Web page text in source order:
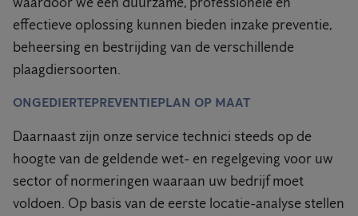
effectieve oplossing kunnen bieden inzake preventie,
beheersing en bestrijding van de verschillende
plaagdiersoorten.
ONGEDIERTEPREVENTIEPLAN OP MAAT
Daarnaast zijn onze service technici steeds op de
hoogte van de geldende wet- en regelgeving voor uw
sector of normeringen waaraan uw bedrijf moet
voldoen. Op basis van de eerste locatie-analyse stellen